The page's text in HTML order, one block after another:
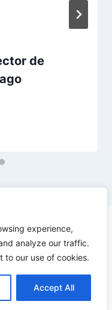
experience,
analyze our traffic.
to our use of cookies.
Accept All
de
WordPress por